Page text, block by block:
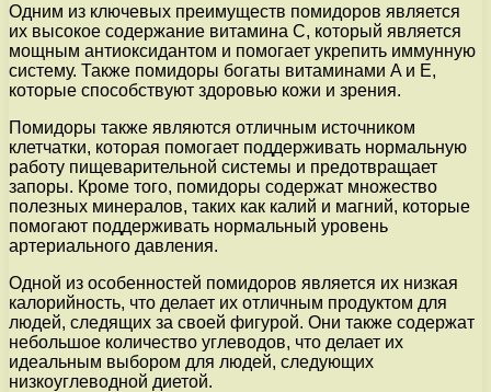
Одним из ключевых преимуществ помидоров является
их высокое содержание витамина C, который является
мощным антиоксидантом и помогает укрепить иммунную
систему. Также помидоры богаты витаминами A и E,
которые способствуют здоровью кожи и зрения.
Помидоры также являются отличным источником
клетчатки, которая помогает поддерживать нормальную
работу пищеварительной системы и предотвращает
запоры. Кроме того, помидоры содержат множество
полезных минералов, таких как калий и магний, которые
помогают поддерживать нормальный уровень
артериального давления.
Одной из особенностей помидоров является их низкая
калорийность, что делает их отличным продуктом для
людей, следящих за своей фигурой. Они также содержат
небольшое количество углеводов, что делает их
идеальным выбором для людей, следующих
низкоуглеводной диетой.